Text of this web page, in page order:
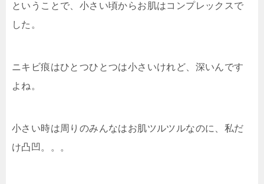
ということで、小さい頃からお肌はコンプレックスで
した。
ニキビ痕はひとつひとつは小さいけれど、深いんです
よね。
小さい時は周りのみんなはお肌ツルツルなのに、私だ
け凸凹。。。